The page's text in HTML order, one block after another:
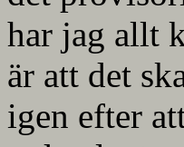
har jag allt
är att det
igen efter